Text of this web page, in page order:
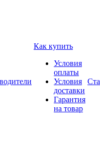
Как купить
Условия
оплаты
Условия
доставки
Гарантия
на товар